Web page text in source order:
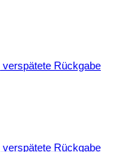
Rückgabe
Rückgabe